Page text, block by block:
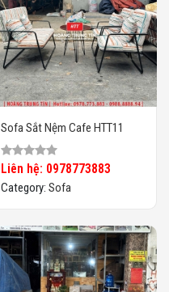
Sofa Sắt Nệm Cafe HTT11
Liên hệ: 0978773883
Category: Sofa